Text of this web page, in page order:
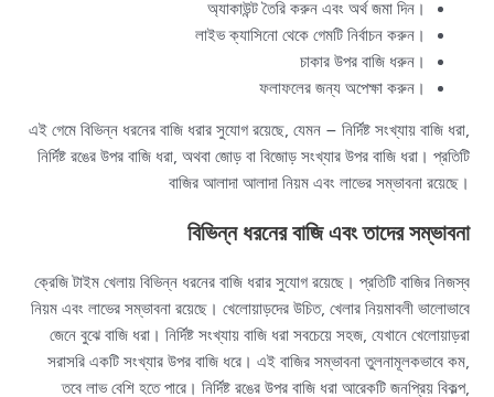
অ্যাকাউন্ট তৈরি করুন এবং অর্থ জমা দিন।
লাইভ ক্যাসিনো থেকে গেমটি নির্বাচন করুন।
চাকার উপর বাজি ধরুন।
ফলাফলের জন্য অপেক্ষা করুন।
এই গেমে বিভিন্ন ধরনের বাজি ধরার সুযোগ রয়েছে, যেমন – নির্দিষ্ট সংখ্যায় বাজি ধরা,
নির্দিষ্ট রঙের উপর বাজি ধরা, অথবা জোড় বা বিজোড় সংখ্যার উপর বাজি ধরা। প্রতিটি
বাজির আলাদা আলাদা নিয়ম এবং লাভের সম্ভাবনা রয়েছে।
বিভিন্ন ধরনের বাজি এবং তাদের সম্ভাবনা
ক্রেজি টাইম খেলায় বিভিন্ন ধরনের বাজি ধরার সুযোগ রয়েছে। প্রতিটি বাজির নিজস্ব
নিয়ম এবং লাভের সম্ভাবনা রয়েছে। খেলোয়াড়দের উচিত, খেলার নিয়মাবলী ভালোভাবে
জেনে বুঝে বাজি ধরা। নির্দিষ্ট সংখ্যায় বাজি ধরা সবচেয়ে সহজ, যেখানে খেলোয়াড়রা
সরাসরি একটি সংখ্যার উপর বাজি ধরে। এই বাজির সম্ভাবনা তুলনামূলকভাবে কম,
তবে লাভ বেশি হতে পারে। নির্দিষ্ট রঙের উপর বাজি ধরা আরেকটি জনপ্রিয় বিকল্প,